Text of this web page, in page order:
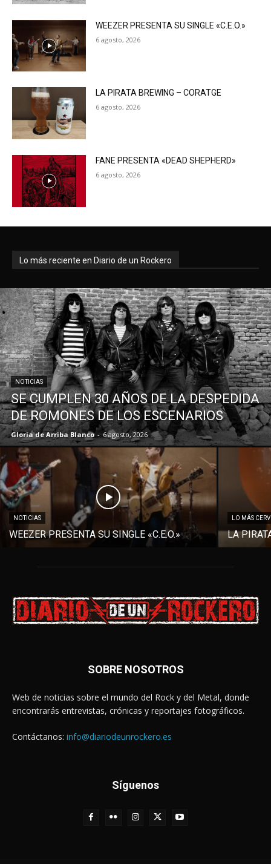
WEEZER PRESENTA SU SINGLE «C.E.O.»
6 agosto, 2026
LA PIRATA BREWING – CORATGE
6 agosto, 2026
FANE PRESENTA «DEAD SHEPHERD»
6 agosto, 2026
Lo más reciente en Diario de un Rockero
NOTICIAS
SE CUMPLEN 30 AÑOS DE LA DESPEDIDA
DE ROMONES DE LOS ESCENARIOS
Gloria de Arriba Blanco - 6 agosto, 2026
NOTICIAS
WEEZER PRESENTA SU SINGLE «C.E.O.»
LO MÁS
LA
SOBRE NOSOTROS
Web de noticias sobre el mundo del Rock y del Metal, donde
encontrarás entrevistas, crónicas y reportajes fotográficos.
Contáctanos: info@diariodeunrockero.es
Síguenos